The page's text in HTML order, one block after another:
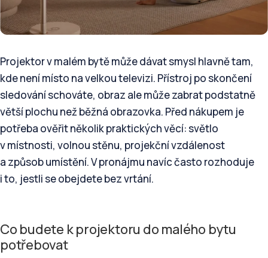
Projektor v malém bytě může dávat smysl hlavně tam,
kde není místo na velkou televizi. Přístroj po skončení
sledování schováte, obraz ale může zabrat podstatně
větší plochu než běžná obrazovka. Před nákupem je
potřeba ověřit několik praktických věcí: světlo
v místnosti, volnou stěnu, projekční vzdálenost
a způsob umístění. V pronájmu navíc často rozhoduje
i to, jestli se obejdete bez vrtání.
Co budete k projektoru do malého bytu
potřebovat